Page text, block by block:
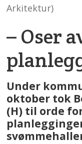
Arkitektur)
– Oser
Under
oktober tok
(H) til orde